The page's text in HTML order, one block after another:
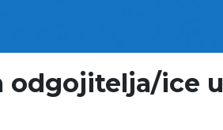
odgojitelja/ice u